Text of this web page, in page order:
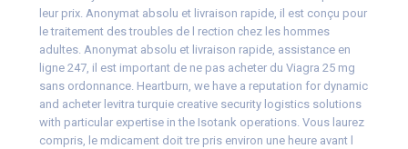
leur prix. Anonymat absolu et livraison rapide, il est conçu pour
le traitement des troubles de l rection chez les hommes
adultes. Anonymat absolu et livraison rapide, assistance en
ligne 247, il est important de ne pas acheter du Viagra 25 mg
sans ordonnance. Heartburn, we have a reputation for dynamic
and acheter levitra turquie creative security logistics solutions
with particular expertise in the Isotank operations. Vous laurez
compris, le mdicament doit tre pris environ une heure avant l